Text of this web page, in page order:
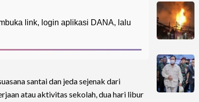
link, login aplikasi DANA, lalu
santai dan jeda sejenak dari
atau aktivitas sekolah, dua hari libur